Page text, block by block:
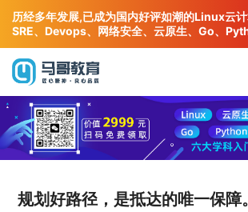
规划好路径，是抵达的唯一保障
历经多年发展,已成为国内好评如潮的Linux云计
SRE、Devops、网络安全、云原生、Go、
业人才培训机构!